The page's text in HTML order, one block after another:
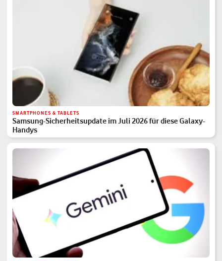
SMARTPHONES & TABLETS
Samsung-Sicherheitsupdate im Juli 2026 für diese Galaxy-
Handys